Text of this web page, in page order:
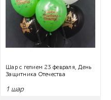
Шар с гелием 23 февраля, День
Защитника Отечества
1 шар